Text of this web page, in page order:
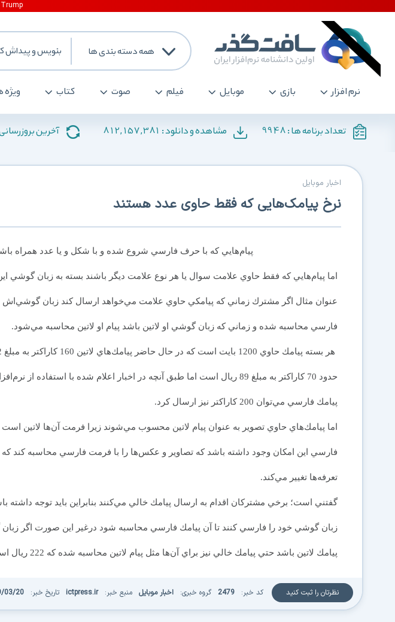
همه دسته بندی ها
نرم افزار بازی موبایل فیلم صوت کتاب ویژه
تعداد برنامه ها :9948 مشاهده و دانلود : 812,157,381 آخرین
اخبار موبایل
نرخ پیامک‌هایی که فقط حاوی عدد هستند
پيام‌هايي كه با حرف فارسي شروع شده و با شكل و يا عدد همراه
اما پيام‌هايي كه فقط حاوي علامت سوال يا هر نوع علامت ديگر باشند بسته به زبان گوشي
عنوان مثال اگر مشترك زماني كه پيامكي حاوي علامت مي‌خواهد ارسال كند زبان گوشي‌اش
فارسي محاسبه شده و زماني كه زبان گوشي او لاتين باشد پيام او لاتين محاسبه مي‌شود.
حدود 70 كاراكتر به مبلغ 89 ريال است اما طبق آنچه در اخبار اعلام شده با استفاده
پيامك فارسي مي‌توان 200 كاراكتر نيز ارسال كرد.
اما پيامك‌هاي حاوي تصوير به عنوان پيام لاتين محسوب مي‌شوند زيرا فرمت آن‌ها لاتين است
فارسي اين امكان وجود داشته باشد كه تصاوير و عكس‌ها را با فرمت فارسي محاسبه كند
تعرفه‌ها تغيير مي‌كند.
گفتني است؛ برخي مشتركان اقدام به ارسال پيامك خالي مي‌كنند بنابراين بايد توجه داشته
زبان گوشي خود را فارسي كنند تا آن پيامك فارسي محاسبه شود درغير اين صورت اگر
پيامك لاتين باشد حتي پيامك خالي نيز براي آن‌ها مثل پيام لاتين محاسبه شده كه 222 ريال است.
نظرتان را ثبت کنید کد خبر: 2479 گروه خبری: اخبار موبایل منبع خبر: ictpress.ir تاریخ خبر: 03/20